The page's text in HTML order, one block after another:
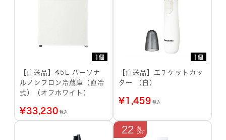
1個
【直送品】45L パーソナ
ルノンフロン冷蔵庫（直冷
式）（オフホワイト）
¥33,230 税込
1個
【直送品】エチケットカッ
ター （白）
¥1,459 税込
22